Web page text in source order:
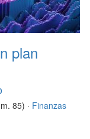
plan
85) · Finanzas